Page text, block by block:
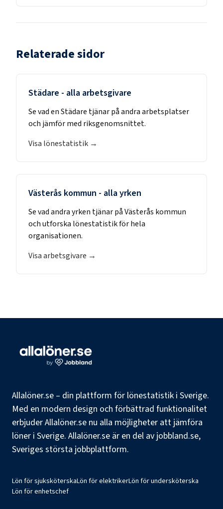
Relaterade sidor
Städare - alla arbetsgivare
Se vad enStädare tjänar på andra arbetsplatser
och jämför med riksgenomsnittet.
Visa lönestatistik →
Västerås kommun - alla yrken
Se vad andra yrken tjänar påVästerås kommun
och utforska lönestatistik för hela
organisationen.
Visa arbetsgivare →
Allalöner.se – din plattform för lönestatistik i Sverige.
Med en modern design och förbättrad funktionalitet
erbjuder Allalöner.se nu alla möjligheter att jämföra
löner i Sverige. Allalöner.se är en del av jobbland.se,
Sveriges största jobbplattform.
Lön för sjuksköterskaLön för elektrikerLön för undersköterska
Lön för enhetschef